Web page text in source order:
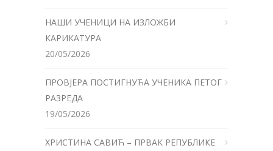
НАШИ УЧЕНИЦИ НА ИЗЛОЖБИ
КАРИКАТУРА
20/05/2026
ПРОВЈЕРА ПОСТИГНУЋА УЧЕНИКА ПЕТОГ
РАЗРЕДА
19/05/2026
ХРИСТИНА САВИЋ – ПРВАК РЕПУБЛИКЕ